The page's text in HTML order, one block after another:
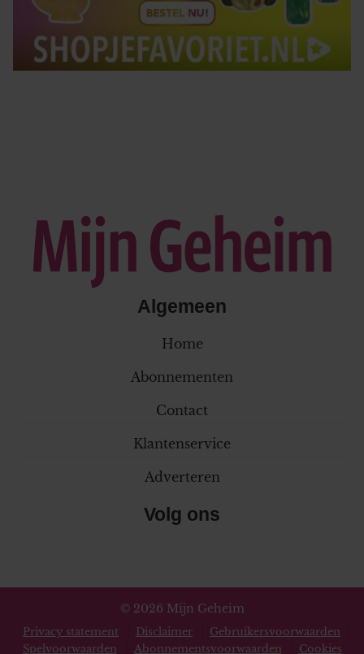
Algemeen
Home
Abonnementen
Contact
Klantenservice
Adverteren
Volg ons
© 2026 Mijn Geheim
Privacy statement Disclaimer
Gebruikersvoorwaarden
Spelvoorwaarden
Abonnementsvoorwaarden Cookies